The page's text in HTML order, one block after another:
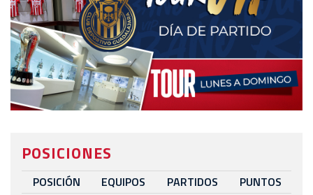
POSICIONES
POSICIÓN EQUIPOS PARTIDOS PUNTOS